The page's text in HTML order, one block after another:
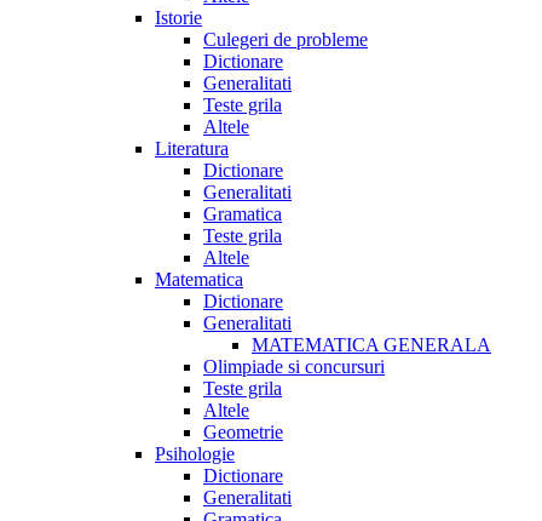
Istorie
Culegeri de probleme
Dictionare
Generalitati
Teste grila
Altele
Literatura
Dictionare
Generalitati
Gramatica
Teste grila
Altele
Matematica
Dictionare
Generalitati
MATEMATICA GENERALA
Olimpiade si concursuri
Teste grila
Altele
Geometrie
Psihologie
Dictionare
Generalitati